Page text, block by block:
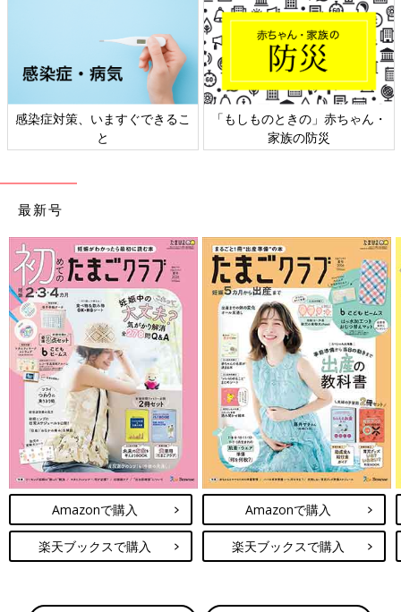
感染症対策、いますぐできるこ
と
「もしものときの」赤ちゃん・
家族の防災
最新号
Amazonで購入
楽天ブックスで購入
Amazonで購入
楽天ブックスで購入